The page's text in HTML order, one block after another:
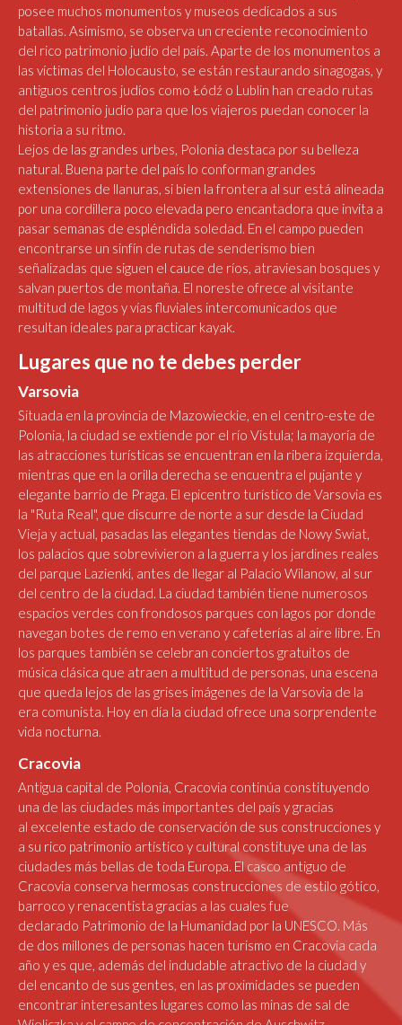
posee muchos monumentos y museos dedicados a sus
batallas. Asimismo, se observa un creciente reconocimiento
del rico patrimonio judío del país. Aparte de los monumentos a
las víctimas del Holocausto, se están restaurando sinagogas, y
antiguos centros judíos como Łódź o Lublin han creado rutas
del patrimonio judío para que los viajeros puedan conocer la
historia a su ritmo.
Lejos de las grandes urbes, Polonia destaca por su belleza
natural. Buena parte del país lo conforman grandes
extensiones de llanuras, si bien la frontera al sur está alineada
por una cordillera poco elevada pero encantadora que invita a
pasar semanas de espléndida soledad. En el campo pueden
encontrarse un sinfín de rutas de senderismo bien
señalizadas que siguen el cauce de ríos, atraviesan bosques y
salvan puertos de montaña. El noreste ofrece al visitante
multitud de lagos y vías fluviales intercomunicados que
resultan ideales para practicar kayak.
Lugares que no te debes perder
Varsovia
Situada en la provincia de Mazowieckie, en el centro-este de
Polonia, la ciudad se extiende por el río Vistula; la mayoría de
las atracciones turísticas se encuentran en la ribera izquierda,
mientras que en la orilla derecha se encuentra el pujante y
elegante barrio de Praga. El epicentro turístico de Varsovia es
la "Ruta Real", que discurre de norte a sur desde la Ciudad
Vieja y actual, pasadas las elegantes tiendas de Nowy Swiat,
los palacios que sobrevivieron a la guerra y los jardines reales
del parque Lazienki, antes de llegar al Palacio Wilanow, al sur
del centro de la ciudad. La ciudad también tiene numerosos
espacios verdes con frondosos parques con lagos por donde
navegan botes de remo en verano y cafeterías al aire libre. En
los parques también se celebran conciertos gratuitos de
música clásica que atraen a multitud de personas, una escena
que queda lejos de las grises imágenes de la Varsovia de la
era comunista. Hoy en día la ciudad ofrece una sorprendente
vida nocturna.
Cracovia
Antigua capital de Polonia, Cracovia continúa constituyendo
una de las ciudades más importantes del país y gracias
al excelente estado de conservación de sus construcciones y
a su rico patrimonio artístico y cultural constituye una de las
ciudades más bellas de toda Europa. El casco antiguo de
Cracovia conserva hermosas construcciones de estilo gótico,
barroco y renacentista gracias a las cuales fue
declarado Patrimonio de la Humanidad por la UNESCO. Más
de dos millones de personas hacen turismo en Cracovia cada
año y es que, además del indudable atractivo de la ciudad y
del encanto de sus gentes, en las proximidades se pueden
encontrar interesantes lugares como las minas de sal de